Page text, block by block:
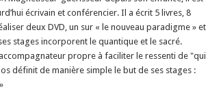
écrivain et conférencier. Il a écrit 5 livres, 8
deux DVD, un sur « le nouveau paradigme » et
stages incorporent le quantique et le sacré.
propre à faciliter le ressenti de "qui
définit de manière simple le but de ses stages :